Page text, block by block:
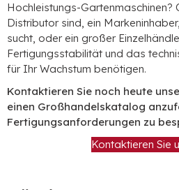
Hochleistungs-Gartenmaschinen?
Distributor sind, ein
sucht, oder ein großer
Fertigungsstabilität und das
für Ihr Wachstum benötigen.
Kontaktieren Sie noch heute
einen Großhandelskatalog
Fertigungsanforderungen zu
Kontaktieren Sie